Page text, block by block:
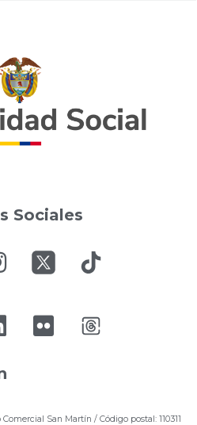
Sociales
Comercial San Martín / Código postal: 110311